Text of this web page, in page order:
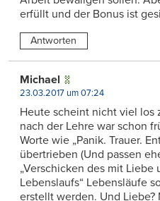
erfüllt und der Bonus ist
Antworten
Michael
23.03.2017 um 07:24
Heute scheint nicht viel los
nach der Lehre war schon
Worte wie „Panik. Trauer.
übertrieben (Und passen
„Verschicken des mit
Lebenslaufs“ Lebensläufe
erstellt werden. Und Liebe?